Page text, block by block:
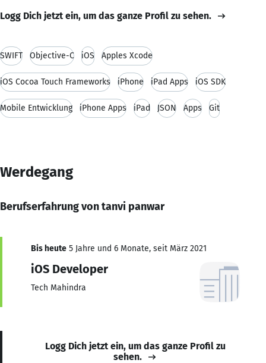
Logg Dich jetzt ein, um das ganze Profil zu sehen.
SWIFT Objective-C iOS Apples Xcode
iOS Cocoa Touch Frameworks iPhone iPad Apps iOS SDK
Mobile Entwicklung iPhone Apps iPad JSON Apps Git
Werdegang
Berufserfahrung von tanvi panwar
Bis heute 5 Jahre und 6 Monate, seit März 2021
iOS Developer
Tech Mahindra
Logg Dich jetzt ein, um das ganze Profil zu
sehen.